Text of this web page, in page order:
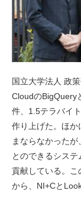
国立大学法人 政
CloudのBigQuery
件、1.5テラバイ
作り上げた。ほか
まならなかった
とのできるシス
貢献している。こ
から、NI+Cと